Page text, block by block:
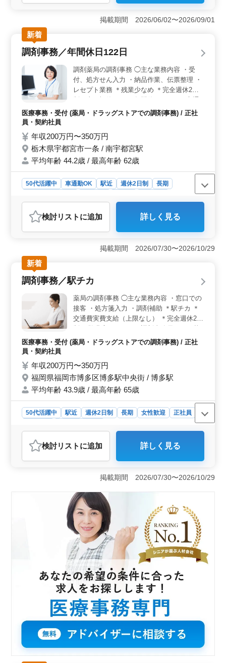
ありません。水曜・木曜休みの完全週休2日制で、年間休
日110日です。勤務時間が安定しているため、生活リズム
を崩さず働けます。駅から近く、通勤しやすい立地で
す。 ＜経験を活かせるお仕事＞ 受付・会計・お薬
手帳の発行、レセプト業務、調剤補助まで担当します。
診療報酬請求の経験がある方を募集します。豊富な経験
すい待遇＞ 交通費は実費（上限なし）で支給します。
社会保険も完備しており整った待遇のもとで安心して長
期で働けます。
掲載期間 2026/06/02〜2026/09/01
新着
調剤事務／年間休日122日
調剤薬局の調剤事務 ◯主な業務内容 ・受
付、処方せん入力 ・納品作業、伝票整理 ・
レセプト業務 ＊残業少なめ ＊完全週休2日
費支給 ＊賞与あり 薬局を共に支えてくださ
できる職場です。
医療事務・受付 (薬局・ドラッグストアでの調剤事務) / 正社
員・契約社員
年収200万円〜350万円
栃木県宇都宮市一条 / 南宇都宮駅
平均年齢 44.2歳 / 最高年齢 62歳
50代活躍中 車通勤OK 駅近 週休2日制
長期
おすすめポイント
＜ワークライフバランス重視の職場環境＞ 完全週休2日
制（土日祝休み）で年間休日122日と休日が充実。残業も
月10時間程度と少なく、無理なく働けます。家庭やプラ
イベートと両立しながら、安定した働き方を実現できま
す。 ＜経験を活かして長く活躍できる＞ 診療報酬
請求の経験があれば年齢関係なく応募可能。シニア人材
がこれまで培ったレセプト、調剤事務経験を即戦力とし
て活かし、長期的に活躍できます。 ＜通勤・待遇面
の安心感＞ 南宇都宮駅から徒歩圏内で、車通勤も
OK（無料駐車場あり）と通勤がしやすいです。賞与、交
通費支給など待遇面も安定しています。
検討リスト に追加 詳しく見る
掲載期間 2026/07/30〜2026/10/29
新着
調剤事務／駅チカ
薬局の調剤事務 ◯主な業務内容 ・窓口での
接客 ・処方箋入力 ・調剤補助 ＊駅チカ ＊
交通費実費支給（上限なし） ＊完全週休2日
集します。 シニア世代が年齢を気にせず活
医療事務・受付 (薬局・ドラッグストアでの調剤事務) / 正社
員・契約社員
年収200万円〜350万円
福岡県福岡市博多区博多駅中央街 / 博多駅
平均年齢 43.9歳 / 最高年齢 65歳
50代活躍中 駅近 週休2日制 長期 女性歓迎
正社員
おすすめポイント
＜通勤しやすさと安定した働き方＞ 博多駅からすぐの
駅チカ立地で、毎日の通勤負担を抑えられる点は大きな
おり、生活リズムを大切にしながら長期的に安定して働
けます。 ＜経験を活かせる調剤事務業務＞ 診療報
酬請求の経験があれば年齢関係なく応募可能です。これ
まで培ってきた調剤事務の経験をしっかり活かせます。
窓口対応や処方箋入力、調剤補助など、経験者には馴染
みのある実力を発揮できる業務内容です。 ＜シニア
世代安心の職場環境＞ 年齢を気にせず働ける、シニア
人材が活躍する職場です。福利厚生や社会保険も完備し
ています。賞与あり、交通費も上限なしで実費支給と待
遇面も安心です。長年の経験を活かしながら、負担や心
配の少ない環境で働きたい方におすすめの求人です。
検討リスト に追加 詳しく見る
掲載期間 2026/07/30〜2026/10/29